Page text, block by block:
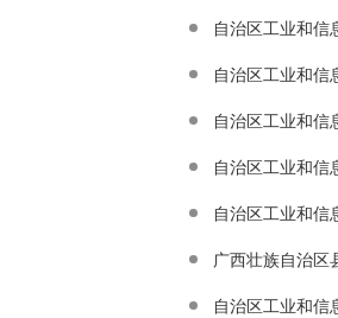
自治区工业和
广西壮族自治区
自治区工业和